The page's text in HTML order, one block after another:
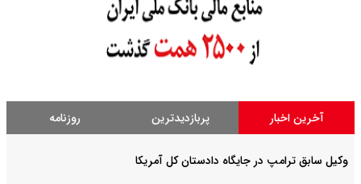
آخرین اخبار پربازدیدترین روزنامه
وکیل سابق ترامپ در جایگاه دادستان کل آمریکا